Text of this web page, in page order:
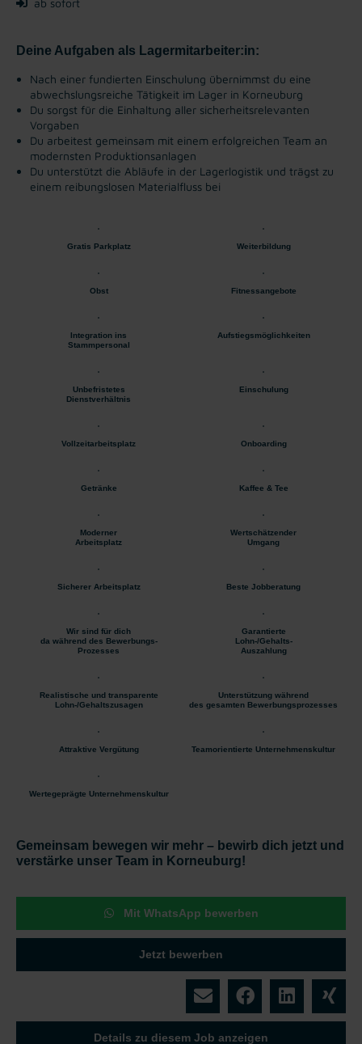
Deine Aufgaben als Lagermitarbeiter:in:
Nach einer fundierten Einschulung übernimmst du eine
abwechslungsreiche Tätigkeit im Lager in Korneuburg
Du sorgst für die Einhaltung aller sicherheitsrelevanten
Vorgaben
Du arbeitest gemeinsam mit einem erfolgreichen Team an
modernsten Produktionsanlagen
Du unterstützt die Abläufe in der Lagerlogistik und trägst zu
einem reibungslosen Materialfluss bei
Gratis Parkplatz Weiterbildung
Obst Fitnessangebote
Integration ins
Stammpersonal
Aufstiegsmöglichkeiten
Unbefristetes
Dienstverhältnis
Einschulung
Vollzeitarbeitsplatz Onboarding
Getränke Kaffee & Tee
Moderner
Arbeitsplatz
Wertschätzender
Umgang
Sicherer Arbeitsplatz Beste Jobberatung
Wir sind für dich
da während des Bewerbungs-
Prozesses
Garantierte
Lohn-/Gehalts-
Auszahlung
Realistische und transparente
Lohn-/Gehaltszusagen
Unterstützung während
des gesamten Bewerbungsprozesses
Attraktive Vergütung Teamorientierte Unternehmenskultur
Wertegeprägte Unternehmenskultur
Gemeinsam bewegen wir mehr – bewirb dich jetzt und
verstärke unser Team in Korneuburg!
Mit WhatsApp bewerben
Jetzt bewerben
Details zu diesem Job anzeigen